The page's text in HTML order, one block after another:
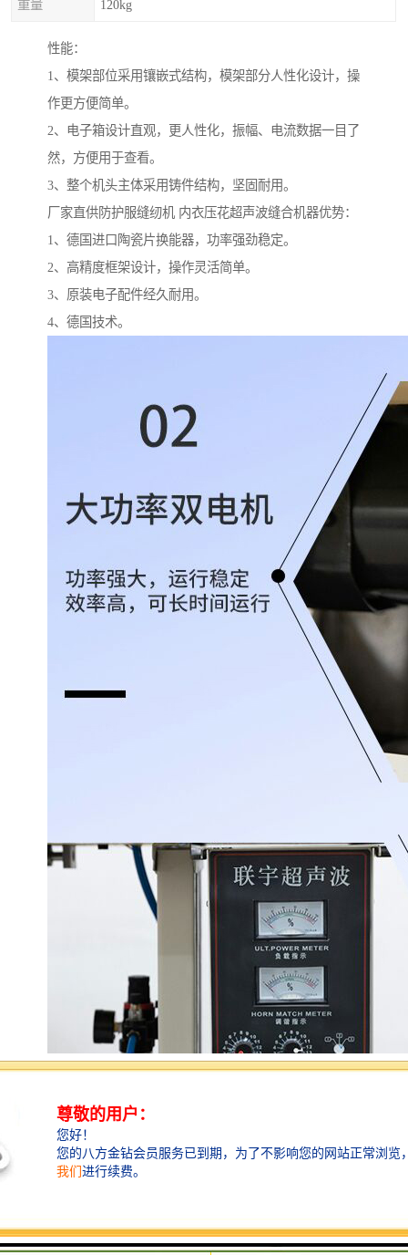
重量 120kg
性能：
1、模架部位采用镶嵌式结构，模架部分人性化设计，操
作更方便简单。
2、电子箱设计直观，更人性化，振幅、电流数据一目了
然，方便用于查看。
3、整个机头主体采用铸件结构，坚固耐用。
厂家直供防护服缝纫机 内衣压花超声波缝合机器优势：
1、德国进口陶瓷片换能器，功率强劲稳定。
2、高精度框架设计，操作灵活简单。
3、原装电子配件经久耐用。
4、德国技术。